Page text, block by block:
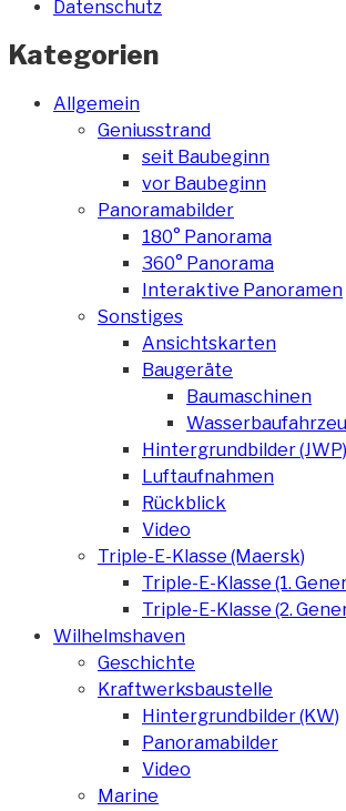
Datenschutz
Kategorien
Allgemein
Geniusstrand
seit Baubeginn
vor Baubeginn
Panoramabilder
180° Panorama
360° Panorama
Interaktive Panoramen
Sonstiges
Ansichtskarten
Baugeräte
Baumaschinen
Hintergrundbilder (JWP)
Luftaufnahmen
Rückblick
Video
Triple-E-Klasse (Maersk)
Triple-E-Klasse (1.
Triple-E-Klasse (2.
Wilhelmshaven
Geschichte
Kraftwerksbaustelle
Hintergrundbilder (KW)
Panoramabilder
Video
Marine